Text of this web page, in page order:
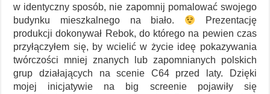
w identyczny sposób, nie zapomnij pomalować swojego
budynku mieszkalnego na biało.
Prezentację
produkcji dokonywał Rebok, do którego na pewien czas
przyłączyłem się, by wcielić w życie ideę pokazywania
twórczości mniej znanych lub zapomnianych polskich
grup działających na scenie C64 przed laty. Dzięki
mojej inicjatywie na big screenie pojawiły się